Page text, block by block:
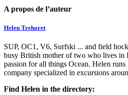
A propos de l’auteur
Helen Trehoret
SUP, OC1, V6, Surfski ... and field
busy British mother of two who lives in
passion for all things Ocean. Helen
company specialized in excursions
Find Helen in the directory: